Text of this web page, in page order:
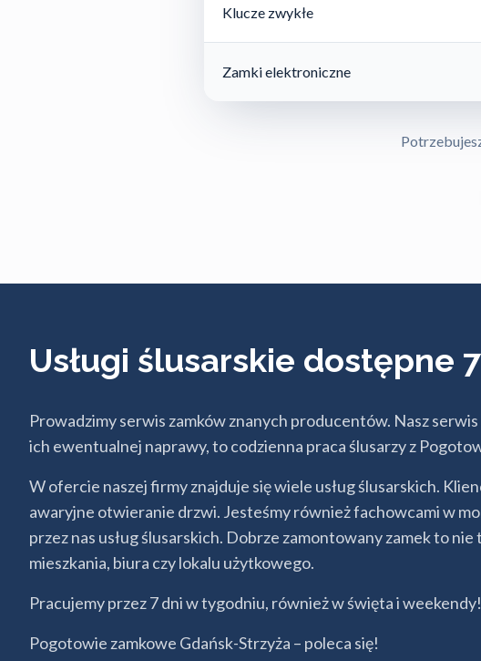
Klucze zwykłe
Zamki elektroniczne
Usługi ślusarskie dostępne
Prowadzimy serwis zamków znanych producentów. Nasz
ich ewentualnej naprawy, to codzienna praca ślusarzy z
W ofercie naszej firmy znajduje się wiele usług ślusarskich.
awaryjne otwieranie drzwi. Jesteśmy również fachowcami w
przez nas usług ślusarskich. Dobrze zamontowany zamek to
mieszkania, biura czy lokalu użytkowego.
Pracujemy przez 7 dni w tygodniu, również w święta i
Pogotowie zamkowe Gdańsk-Strzyża – poleca się!